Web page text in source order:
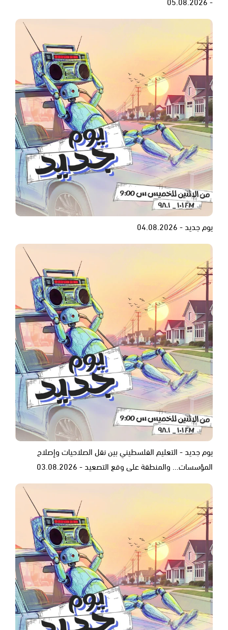
يوم جديد - 04.08.2026
يوم جديد - التعليم الفلسطيني بين نقل الصلاحيات وإصلاح
المؤسسات... والمنطقة على وقع التصعيد - 03.08.2026